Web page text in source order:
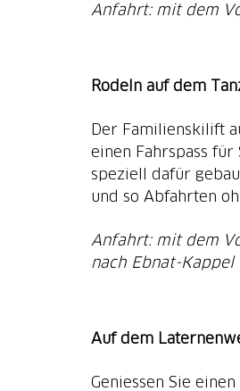
Anfahrt: mit dem
Rodeln auf dem
Der Familienskilift
einen Fahrspass für
speziell dafür
und so Abfahrten
Anfahrt: mit dem
nach Ebnat-Kappel
Auf dem
Geniessen Sie